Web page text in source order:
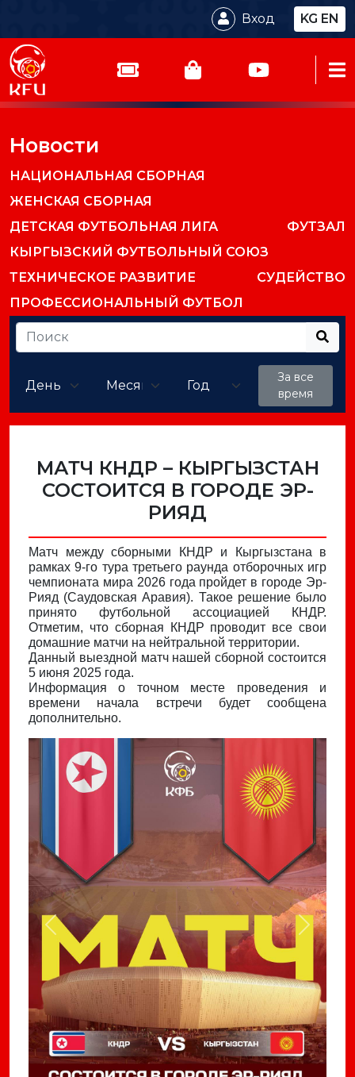
Вход KG EN
Новости
НАЦИОНАЛЬНАЯ СБОРНАЯ
ЖЕНСКАЯ СБОРНАЯ
ДЕТСКАЯ ФУТБОЛЬНАЯ ЛИГА
ФУТЗАЛ
КЫРГЫЗСКИЙ ФУТБОЛЬНЫЙ СОЮЗ
ТЕХНИЧЕСКОЕ РАЗВИТИЕ
СУДЕЙСТВО
ПРОФЕССИОНАЛЬНЫЙ ФУТБОЛ
За все
время
МАТЧ КНДР – КЫРГЫЗСТАН
СОСТОИТСЯ В ГОРОДЕ ЭР-
РИЯД
Матч между сборными КНДР и Кыргызстана в
рамках 9-го тура третьего раунда отборочных игр
чемпионата мира 2026 года пройдет в городе Эр-
Рияд (Саудовская Аравия). Такое решение было
принято футбольной ассоциацией КНДР.
Отметим, что сборная КНДР проводит все свои
домашние матчи на нейтральной территории.
Данный выездной матч нашей сборной состоится
5 июня 2025 года.
Информация о точном месте проведения и
времени начала встречи будет сообщена
дополнительно.
Previous Next